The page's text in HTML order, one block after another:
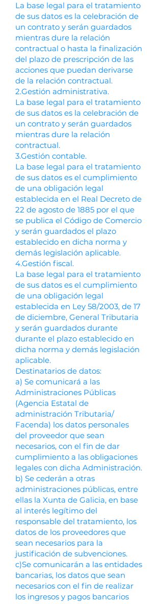
La base legal para el tratamiento
de sus datos es la celebración de
un contrato y serán guardados
mientras dure la relación
contractual o hasta la finalización
del plazo de prescripción de las
acciones que puedan derivarse
de la relación contractual.
2.Gestión administrativa.
La base legal para el tratamiento
de sus datos es la celebración de
un contrato y serán guardados
mientras dure la relación
contractual.
3.Gestión contable.
La base legal para el tratamiento
de sus datos es el cumplimiento
de una obligación legal
establecida en el Real Decreto de
22 de agosto de 1885 por el que
se publica el Código de Comercio
y serán guardados el plazo
establecido en dicha norma y
demás legislación aplicable.
4.Gestión fiscal.
La base legal para el tratamiento
de sus datos es el cumplimiento
de una obligación legal
establecida en Ley 58/2003, de 17
de diciembre, General Tributaria
y serán guardados durante
durante el plazo establecido en
dicha norma y demás legislación
aplicable.
Destinatarios de datos:
a) Se comunicará a las
Administraciones Públicas
(Agencia Estatal de
administración Tributaria/
Facenda) los datos personales
del proveedor que sean
necesarios, con el fin de dar
cumplimiento a las obligaciones
legales con dicha Administración.
b) Se cederán a otras
administraciones públicas, entre
ellas la Xunta de Galicia, en base
al interés legítimo del
responsable del tratamiento, los
datos de los proveedores que
sean necesarios para la
justificación de subvenciones.
c)Se comunicarán a las entidades
bancarias, los datos que sean
necesarios con el fin de realizar
los ingresos y pagos bancarios